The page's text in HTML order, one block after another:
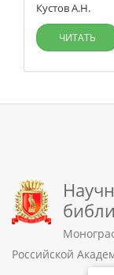
Кустов А.Н.
ЧИТАТЬ
Российской